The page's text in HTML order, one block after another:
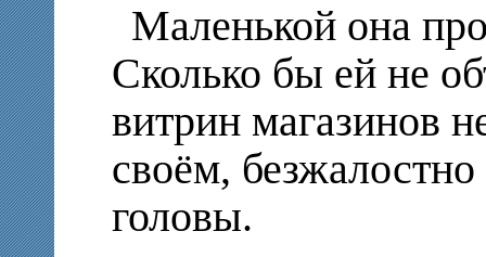
Маленькой она
Сколько бы ей не
витрин магазинов
своём,
головы.